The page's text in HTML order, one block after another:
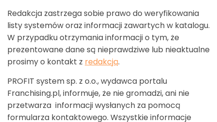
Redakcja zastrzega sobie prawo do weryfikowania
listy systemów oraz informacji zawartych w katalogu.
W przypadku otrzymania informacji o tym, że
prezentowane dane są nieprawdziwe lub nieaktualne
prosimy o kontakt z redakcją.
PROFIT system sp. z o.o., wydawca portalu
Franchising.pl, informuje, że nie gromadzi, ani nie
przetwarza informacji wysłanych za pomocą
formularza kontaktowego. Wszystkie informacje